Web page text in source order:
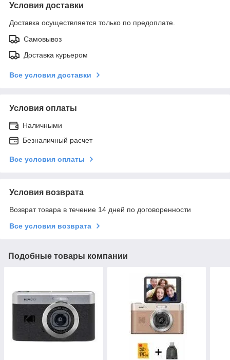
Условия доставки
Доставка осуществляется только по предоплате.
Самовывоз
Доставка курьером
Все условия доставки
Условия оплаты
Наличными
Безналичный расчет
Все условия оплаты
Условия возврата
Возврат товара в течение 14 дней по договоренности
Все условия возврата
Подобные товары компании